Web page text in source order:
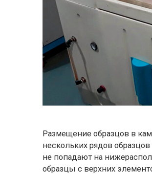
Размещение образцов в
нескольких рядов
не попадают на
образцы с верхних